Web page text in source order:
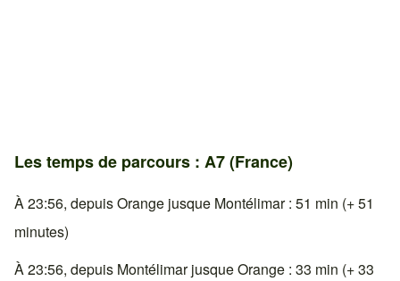
Les temps de parcours : A7 (France)
À 23:56, depuis Orange jusque Montélimar : 51 min (+ 51
minutes)
À 23:56, depuis Montélimar jusque Orange : 33 min (+ 33